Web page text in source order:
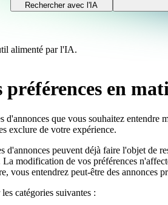
Rechercher avec l'IA
alimenté par l'IA.
préférences en
d'annonces que vous souhaitez entendre
exclure de votre expérience.
d'annonces peuvent déjà faire l'objet de
modification de vos préférences
vous entendrez peut-être des annonces
catégories suivantes :